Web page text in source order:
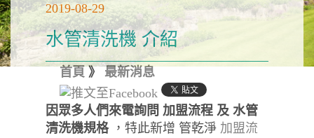
2019-08-29
水管清洗機 介紹
首頁 》 最新消息
因眾多人們來電詢問 加盟流程 及 水管
清洗機規格，特此新增 管乾淨 加盟流